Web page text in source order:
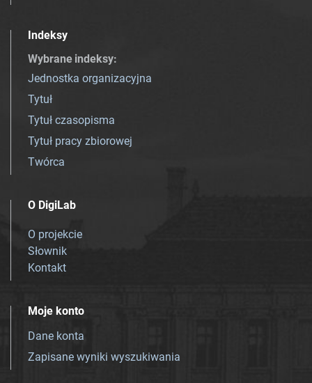
Indeksy
Wybrane indeksy:
Jednostka organizacyjna
Tytuł
Tytuł czasopisma
Tytuł pracy zbiorowej
Twórca
O DigiLab
O projekcie
Słownik
Kontakt
Moje konto
Dane konta
Zapisane wyniki wyszukiwania